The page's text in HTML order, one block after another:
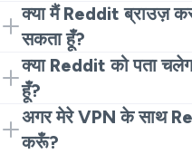
क्या मैं Reddit ब्राउज़
सकता हूँ?
हाँ, आप VeePN का उपयोग
लिए कर सकते हैं, यह सुनिश्चित
क्या Reddit को पता
हूँ?
Reddit देख सकता है कि आप
उन्हें आपका वास्तविक IP पता
अगर मेरे VPN के साथ
करूँ?